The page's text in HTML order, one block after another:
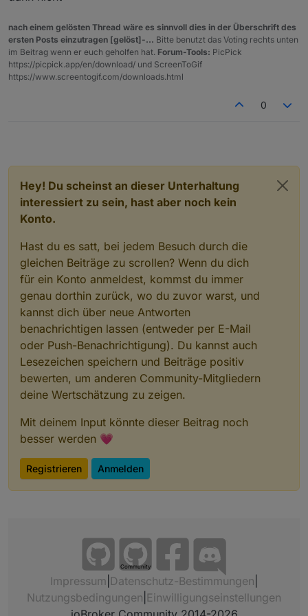
case 4:   if(counter%4==3)  htmlOut =
if(counter%4==2)  htmlOut =
if(counter%4==1)  htmlOut =
if(counter%4==0)  htmlOut =
                 break; }
                    var htmlUeber=    "
< style
//Ausgabe über VIS html widget -
           var htmlOutVIS="";
//  htmlUberschrift ?
            if (htmlUberschrift)
{ zentriert ?
              } else {
zentriert ?
                 }
// log("bin raus aus tabelleBind");
if (braucheEinVISWidget)
var htmlUnter= " <div style= \" color:
var htmlEnd=" </ table>"+htmlUnter+"</div
if (!htmlSignature) htmlUnter="";
//mit oder ohne überschrift - zentriert oder
htmlUberschrift ?
//log(htmlOut);
        case 2:  if(counter%4==0) {
if(counter%2==0)
else {htmlOut
                       }else{
if(counter%2==0)
        case 3: if(counter%2==0 ) {
if(counter%3==0)
}
if(counter%3==0)
else {
}
        case 4: if(counter%8==0)  {
if(counter%4==0)
else
}
if(counter%4==0)
else
     } //switch ende
}
nach einem gelösten Thread wäre es sinnvoll dies in der Überschrift des
ersten Posts einzutragen [gelöst]-... Bitte benutzt das Voting rechts unten
im Beitrag wenn er euch geholfen hat. Forum-Tools: PicPick
https://picpick.app/en/download/ und ScreenToGif
https://www.screentogif.com/downloads.html
0
Hey! Du scheinst an dieser Unterhaltung
interessiert zu sein, hast aber noch kein
Konto.
Hast du es satt, bei jedem Besuch durch die
gleichen Beiträge zu scrollen? Wenn du dich
für ein Konto anmeldest, kommst du immer
genau dorthin zurück, wo du zuvor warst, und
kannst dich über neue Antworten
benachrichtigen lassen (entweder per E-Mail
oder Push-Benachrichtigung). Du kannst auch
Lesezeichen speichern und Beiträge positiv
bewerten, um anderen Community-Mitgliedern
deine Wertschätzung zu zeigen.
Mit deinem Input könnte dieser Beitrag noch
besser werden 💗
Registrieren Anmelden
Community
Impressum Datenschutz-Bestimmungen
Nutzungsbedingungen Einwilligungseinstellungen